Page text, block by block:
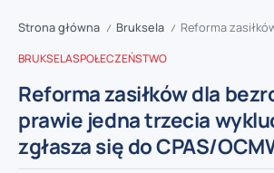
Strona główna / Bruksela / Reforma zasiłków dla bezrobotnych – prawie
BRUKSELASPOŁECZEŃSTWO
Reforma zasiłków dla
prawie jedna trzecia
zgłasza się do CPAS/